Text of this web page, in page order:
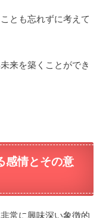
とも忘れずに考えて
来を築くことができ
感情とその意
常に興味深い象徴的